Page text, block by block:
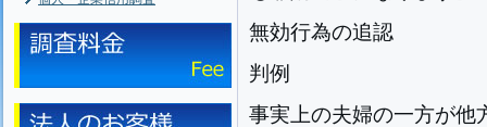
無効行為の追認
判例
事実上の夫婦の一方が他